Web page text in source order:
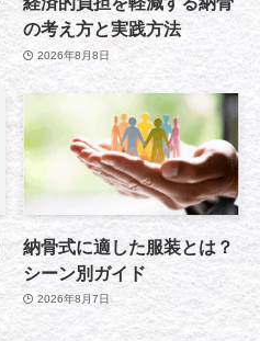
の考え方と実践方法
2026年8月8日
納骨式に適した服装とは？
シーン別ガイド
2026年8月7日